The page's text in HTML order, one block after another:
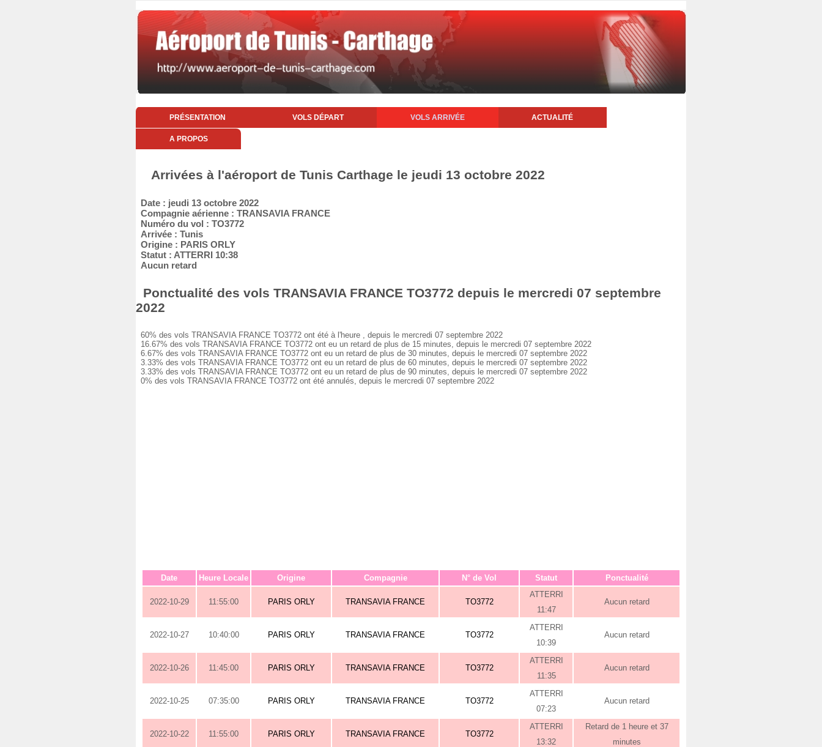
PRÉSENTATION VOLS DÉPART VOLS ARRIVÉE ACTUALITÉ
A PROPOS
Arrivées à l'aéroport de Tunis Carthage le jeudi 13 octobre 2022
Date : jeudi 13 octobre 2022
Compagnie aérienne : TRANSAVIA FRANCE
Numéro du vol : TO3772
Arrivée : Tunis
Origine : PARIS ORLY
Statut : ATTERRI 10:38
Aucun retard
Ponctualité des vols TRANSAVIA FRANCE TO3772 depuis le mercredi 07 septembre
2022
60% des vols TRANSAVIA FRANCE TO3772 ont été à l'heure , depuis le mercredi 07 septembre 2022
16.67% des vols TRANSAVIA FRANCE TO3772 ont eu un retard de plus de 15 minutes, depuis le mercredi 07 septembre 2022
6.67% des vols TRANSAVIA FRANCE TO3772 ont eu un retard de plus de 30 minutes, depuis le mercredi 07 septembre 2022
3.33% des vols TRANSAVIA FRANCE TO3772 ont eu un retard de plus de 60 minutes, depuis le mercredi 07 septembre 2022
3.33% des vols TRANSAVIA FRANCE TO3772 ont eu un retard de plus de 90 minutes, depuis le mercredi 07 septembre 2022
0% des vols TRANSAVIA FRANCE TO3772 ont été annulés, depuis le mercredi 07 septembre 2022
Date Heure Locale Origine Compagnie N° de Vol Statut Ponctualité
2022-10-29 11:55:00 PARIS ORLY TRANSAVIA FRANCE TO3772
ATTERRI
11:47
Aucun retard
2022-10-27 10:40:00 PARIS ORLY TRANSAVIA FRANCE TO3772
ATTERRI
10:39
Aucun retard
2022-10-26 11:45:00 PARIS ORLY TRANSAVIA FRANCE TO3772
ATTERRI
11:35
Aucun retard
2022-10-25 07:35:00 PARIS ORLY TRANSAVIA FRANCE TO3772
ATTERRI
07:23
Aucun retard
2022-10-22 11:55:00 PARIS ORLY TRANSAVIA FRANCE TO3772
ATTERRI
13:32
Retard de 1 heure et 37
minutes